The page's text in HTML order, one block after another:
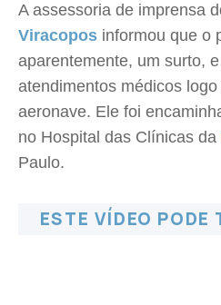
A assessoria de imprensa
Viracopos informou que o
aparentemente, um surto,
atendimentos médicos
aeronave. Ele foi
no Hospital das Clínicas da
Paulo.
ESTE VÍDEO PODE